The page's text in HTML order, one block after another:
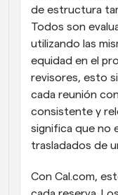
de estructura
Todos son
utilizando las
equidad en el
revisores, esto
cada reunión
consistente y
significa que no
trasladados de
Con Cal.com,